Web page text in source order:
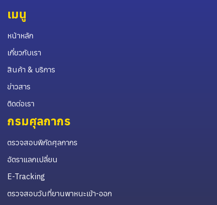
เมนู
หน้าหลัก
เกี่ยวกับเรา
สินค้า & บริการ
ข่าวสาร
ติดต่อเรา
กรมศุลกากร
ตรวจสอบพิกัดศุลกากร
อัตราแลกเปลี่ยน
E-Tracking
ตรวจสอบวันที่ยานพาหนะเข้า-ออก